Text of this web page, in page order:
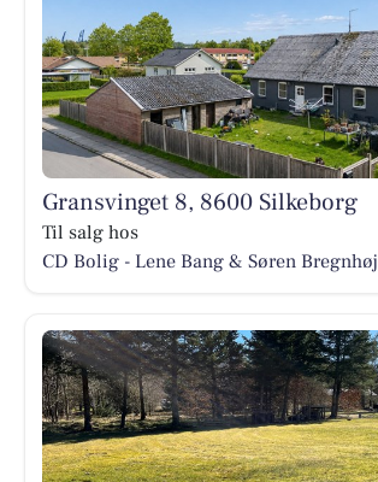
Gransvinget 8, 8600 Silkeborg
Til salg hos
CD Bolig - Lene Bang & Søren Bregnhøj